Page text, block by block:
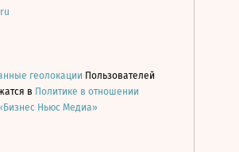
геолокации Пользователей
в Политике в отношении
Ньюс Медиа»